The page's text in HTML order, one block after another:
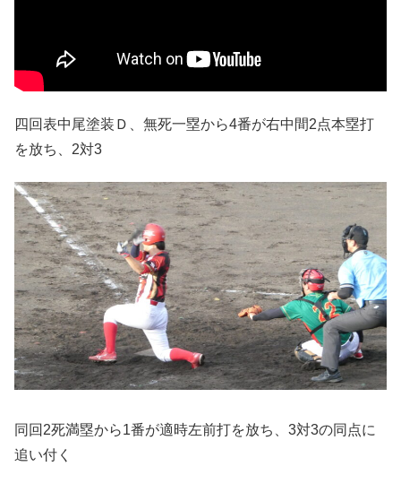
四回表中尾塗装Ｄ、無死一塁から4番が右中間2点本塁打
を放ち、2対3
同回2死満塁から1番が適時左前打を放ち、3対3の同点に
追い付く